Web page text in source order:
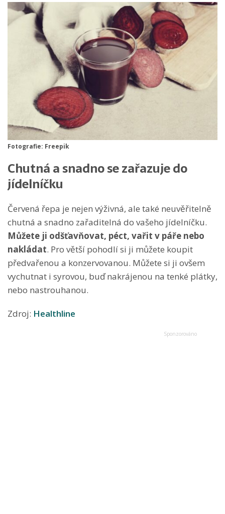
Fotografie: Freepik
Chutná a snadno se zařazuje do
jídelníčku
Červená řepa je nejen výživná, ale také neuvěřitelně
chutná a snadno zařaditelná do vašeho jídelníčku.
Můžete ji odšťavňovat, péct, vařit v páře nebo
nakládat. Pro větší pohodlí si ji můžete koupit
předvařenou a konzervovanou. Můžete si ji ovšem
vychutnat i syrovou, buď nakrájenou na tenké plátky,
nebo nastrouhanou.
Zdroj: Healthline